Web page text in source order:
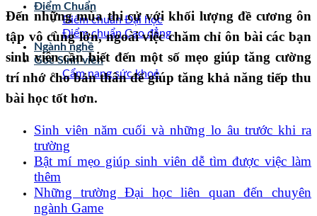
Điểm Chuẩn
Điểm chuẩn Đại học
Điểm chuẩn Cao đẳng
Ngành nghề
Góc Sinh viên
Cẩm nang sức khoẻ
Đến những mùa thi cử với khối lượng đề cương ôn
tập vô cùng lớn, ngoài việc chăm chỉ ôn bài các bạn
sinh viên cần biết đến một số mẹo giúp tăng cường
trí nhớ cho bản thân để giúp tăng khả năng tiếp thu
bài học tốt hơn.
Sinh viên năm cuối và những lo âu trước khi ra
trường
Bật mí mẹo giúp sinh viên dễ tìm được việc làm
thêm
Những trường Đại học liên quan đến chuyên
ngành Game